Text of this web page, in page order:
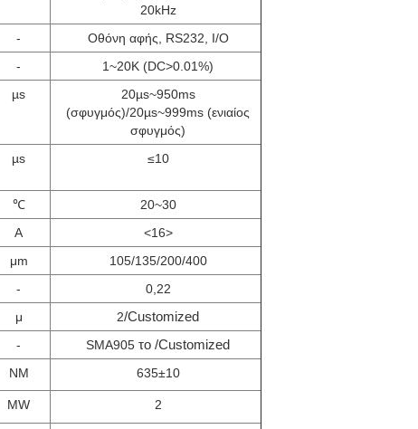
20kHz
-
Οθόνη αφής, RS232, I/O
-
1~20K (DC>0.01%)
µs
20µs~950ms
(σφυγμός)/20µs~999ms (ενιαίος
σφυγμός)
µs ≤10
℃
20~30
Α
<16>
μm
105/135/200/400
-
0,22
μ 2/Customized
- SMA905 το /Customized
NM 635±10
MW 2